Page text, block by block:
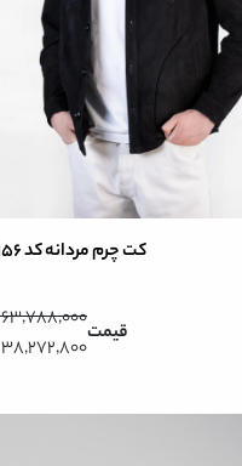
کت چرم مردانه کد PCM156
قیمت
63,788,000 تومان
38,272,800 تومان